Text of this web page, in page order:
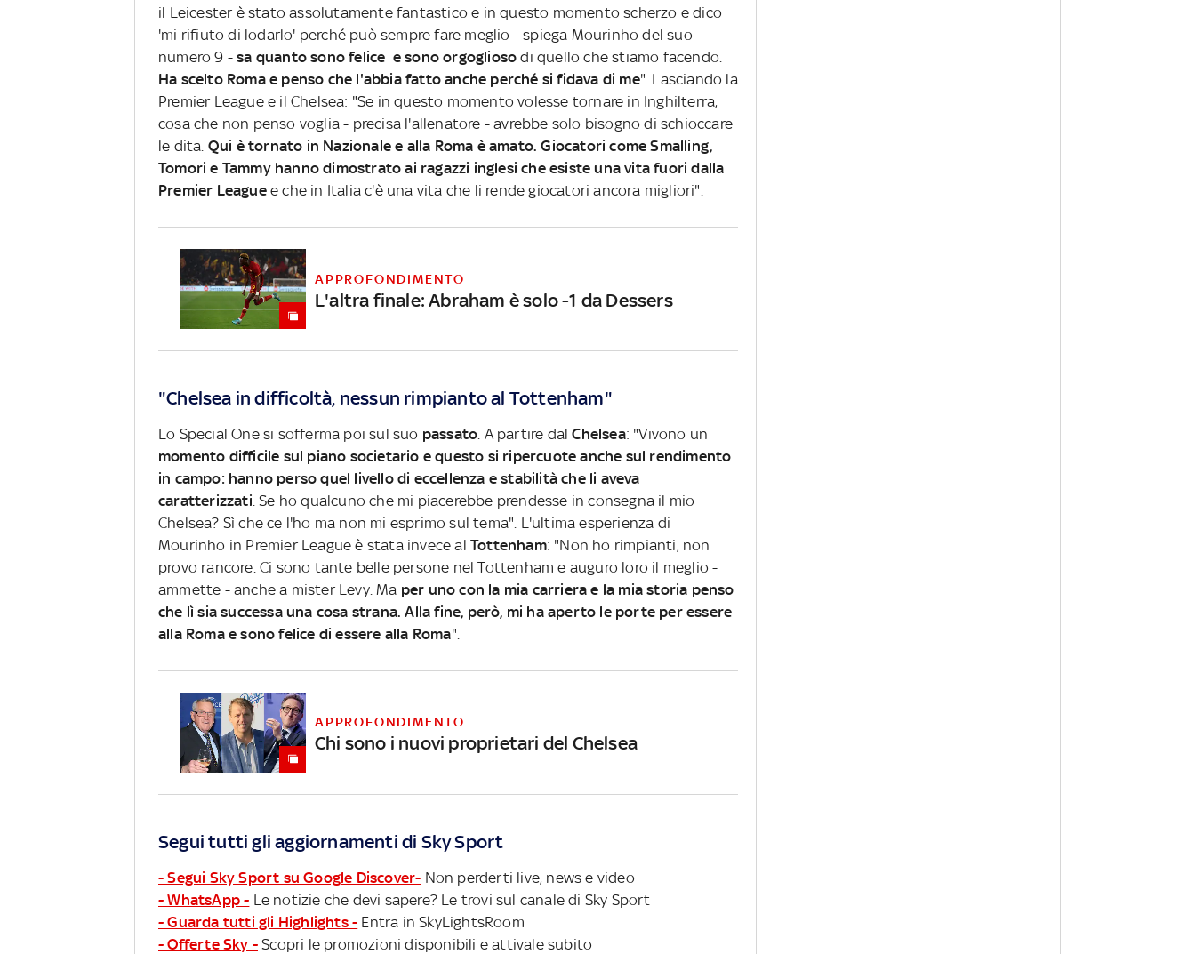
il Leicester è stato assolutamente fantastico e in questo momento scherzo e dico
'mi rifiuto di lodarlo' perché può sempre fare meglio - spiega Mourinho del suo
numero 9 - sa quanto sono felice e sono orgoglioso di quello che stiamo facendo.
Ha scelto Roma e penso che l'abbia fatto anche perché si fidava di me". Lasciando la
Premier League e il Chelsea: "Se in questo momento volesse tornare in Inghilterra,
cosa che non penso voglia - precisa l'allenatore - avrebbe solo bisogno di schioccare
le dita. Qui è tornato in Nazionale e alla Roma è amato. Giocatori come Smalling,
Tomori e Tammy hanno dimostrato ai ragazzi inglesi che esiste una vita fuori dalla
Premier Leaguee che in Italia c'è una vita che li rende giocatori ancora migliori".
APPROFONDIMENTO
L'altra finale: Abraham è solo -1 da Dessers
"Chelsea in difficoltà, nessun rimpianto al Tottenham"
Lo Special One si sofferma poi sul suo passato . A partire dalChelsea: "Vivono un
momento difficile sul piano societario e questo si ripercuote anche sul rendimento
in campo: hanno perso quel livello di eccellenza e stabilità che li aveva
caratterizzati . Se ho qualcuno che mi piacerebbe prendesse in consegna il mio
Chelsea? Sì che ce l'ho ma non mi esprimo sul tema". L'ultima esperienza di
Mourinho in Premier League è stata invece al Tottenham: "Non ho rimpianti, non
provo rancore. Ci sono tante belle persone nel Tottenham e auguro loro il meglio -
ammette - anche a mister Levy. Ma per uno con la mia carriera e la mia storia penso
che lì sia successa una cosa strana. Alla fine, però, mi ha aperto le porte per essere
alla Roma e sono felice di essere alla Roma".
APPROFONDIMENTO
Chi sono i nuovi proprietari del Chelsea
Segui tutti gli aggiornamenti di Sky Sport
- Segui Sky Sport su Google Discover- Non perderti live, news e video
- WhatsApp - Le notizie che devi sapere? Le trovi sul canale di Sky Sport
- Guarda tutti gli Highlights - Entra in SkyLightsRoom
- Offerte Sky - Scopri le promozioni disponibili e attivale subito